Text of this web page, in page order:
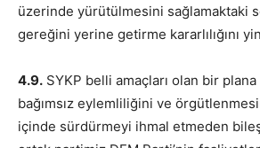
üzerinde yürütülmesini sağlamaktaki
gereğini yerine getirme kararlılığını
4.9. SYKP belli amaçları olan bir
bağımsız eylemliliğini ve
içinde sürdürmeyi ihmal etmeden